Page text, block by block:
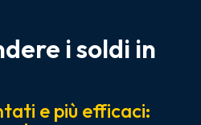
i soldi in
e più efficaci: